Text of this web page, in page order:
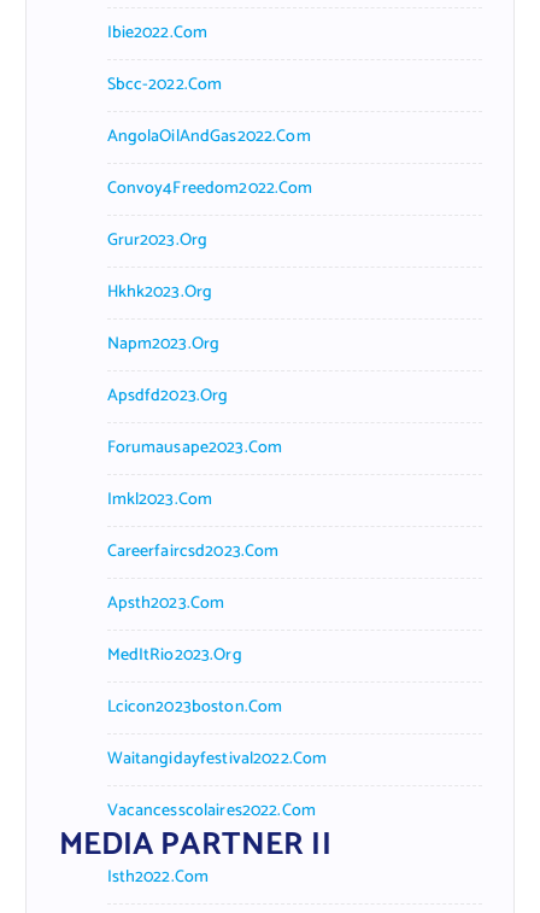
Ibie2022.com
Sbcc-2022.com
AngolaOilAndGas2022.com
Convoy4Freedom2022.com
Grur2023.org
Hkhk2023.org
Napm2023.org
Apsdfd2023.org
Forumausape2023.com
Imkl2023.com
Careerfaircsd2023.com
Apsth2023.com
MedItRio2023.org
Lcicon2023boston.com
Waitangidayfestival2022.com
Vacancesscolaires2022.com
MEDIA PARTNER II
Isth2022.com